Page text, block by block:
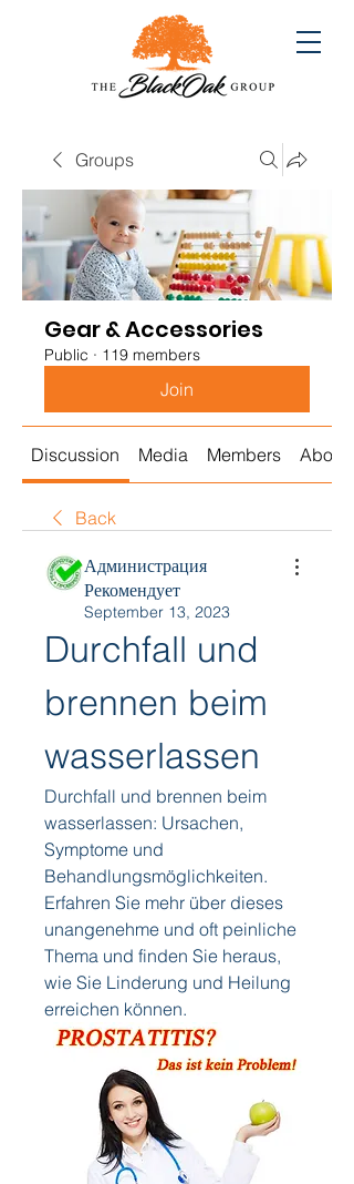
Groups
Gear & Accessories
Public · 119 members
Join
Discussion Media Members About
Back
Администрация
Рекомендует
September 13, 2023
Durchfall und
brennen beim
wasserlassen
Durchfall und brennen beim
wasserlassen: Ursachen,
Symptome und
Behandlungsmöglichkeiten.
Erfahren Sie mehr über dieses
unangenehme und oft peinliche
Thema und finden Sie heraus,
wie Sie Linderung und Heilung
erreichen können.